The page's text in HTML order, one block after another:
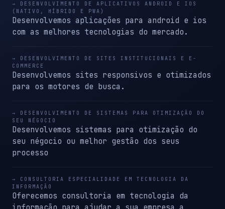
→ DESENVOLVIMENTO DE APLICATIVOS ANDROID E IOS
(NATIVO, HÍBRIDO E PWA)
Desenvolvemos aplicações para android e ios
com as melhores tecnologias do mercado.
→ DESENVOLVIMENTO DE SITES INSTITUCIONAIS E E-
COMMERCE
Desenvolvemos sites responsivos e otimizados
para os motores de busca.
→ DESENVOLVIMENTO DE SISTEMAS PARA OTIMIZAÇÃO DO
SEU NÉGOCIO
Desenvolvemos sistemas para otimização do
seu négocio ou melhor gestão dos seus
processo
→ CONSULTORIA ESPECIALIDADE EM TECNOLOGIA DA
INFORMAÇÃO
Oferecemos consultoria em tecnologia da